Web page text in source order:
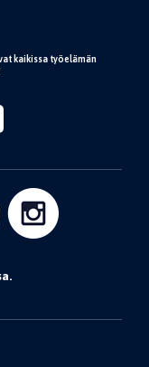
kaikissa työelämän